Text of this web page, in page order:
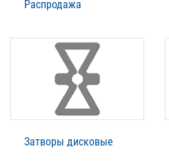
Распродажа
Затворы дисковые